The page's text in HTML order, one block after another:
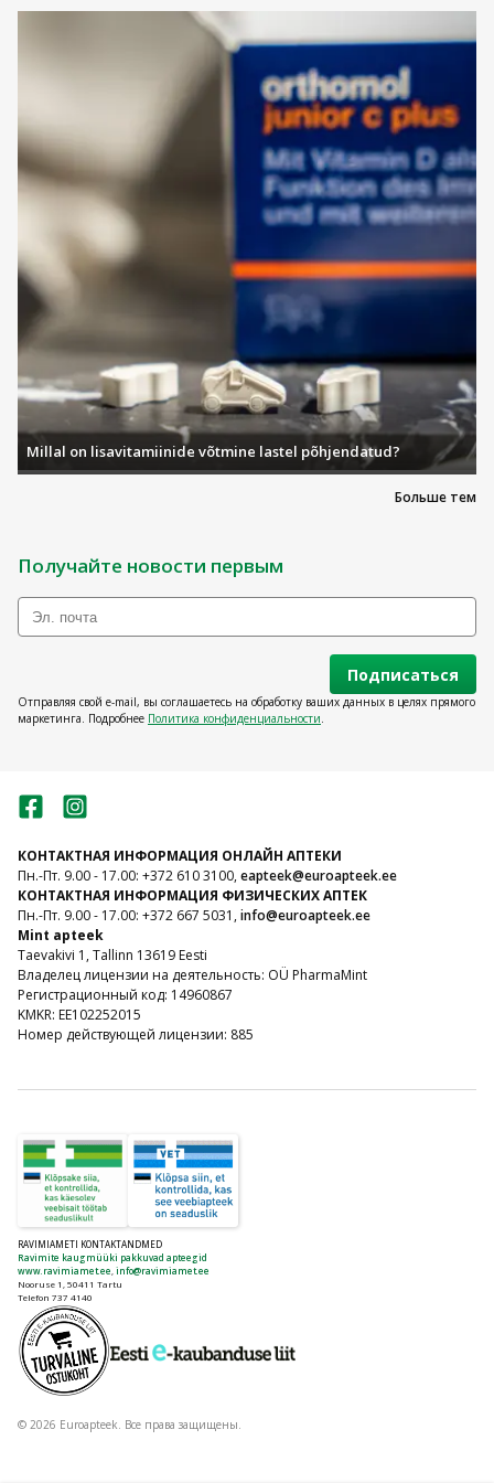
Больше тем
Millal on lisavitamiinide võtmine lastel põhjendatud?
Получайте новости первым
Подписаться
Отправляя свой e-mail, вы соглашаетесь на обработку ваших данных в целях прямого
маркетинга. Подробнее Политика конфиденциальности.
КОНТАКТНАЯ ИНФОРМАЦИЯ ОНЛАЙН АПТЕКИ
Пн.-Пт. 9.00 - 17.00: +372 610 3100,eapteek@euroapteek.ee
КОНТАКТНАЯ ИНФОРМАЦИЯ ФИЗИЧЕСКИХ АПТЕК
Пн.-Пт. 9.00 - 17.00: +372 667 5031,info@euroapteek.ee
Mint apteek
Taevakivi 1, Tallinn 13619 Eesti
Владелец лицензии на деятельность: OÜ PharmaMint
Регистрационный код: 14960867
KMKR: EE102252015
Номер действующей лицензии: 885
RAVIMIAMETI KONTAKTANDMED
Ravimite kaugmüüki pakkuvad apteegid
www.ravimiamet.ee info@ravimiamet.ee
Nooruse 1, 50411 Tartu
Telefon 737 4140
© 2026 Euroapteek. Все права защищены.